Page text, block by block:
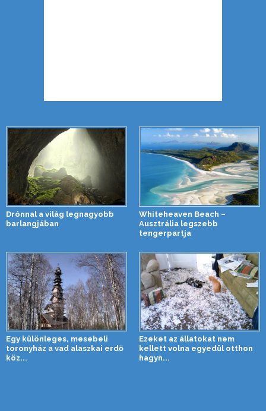
Drónnal a világ legnagyobb
barlangjában
Whiteheaven Beach –
Ausztrália legszebb
tengerpartja
Egy különleges, mesebeli
toronyház a vad alaszkai erdő
köz...
Ezeket az állatokat nem
kellett volna egyedül otthon
hagyn...